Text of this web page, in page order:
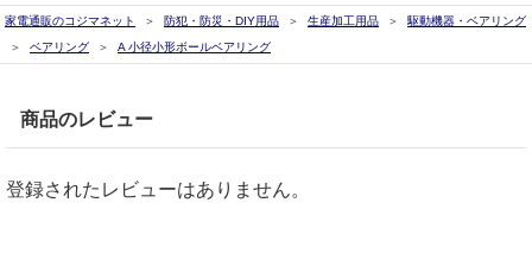
家電通販のコジマネット 防犯・防災・DIY用品 生産加工用品
駆動機器・ベアリング
ベアリング
A 小径小形ボールベアリング
商品のレビュー
登録されたレビューはありません。